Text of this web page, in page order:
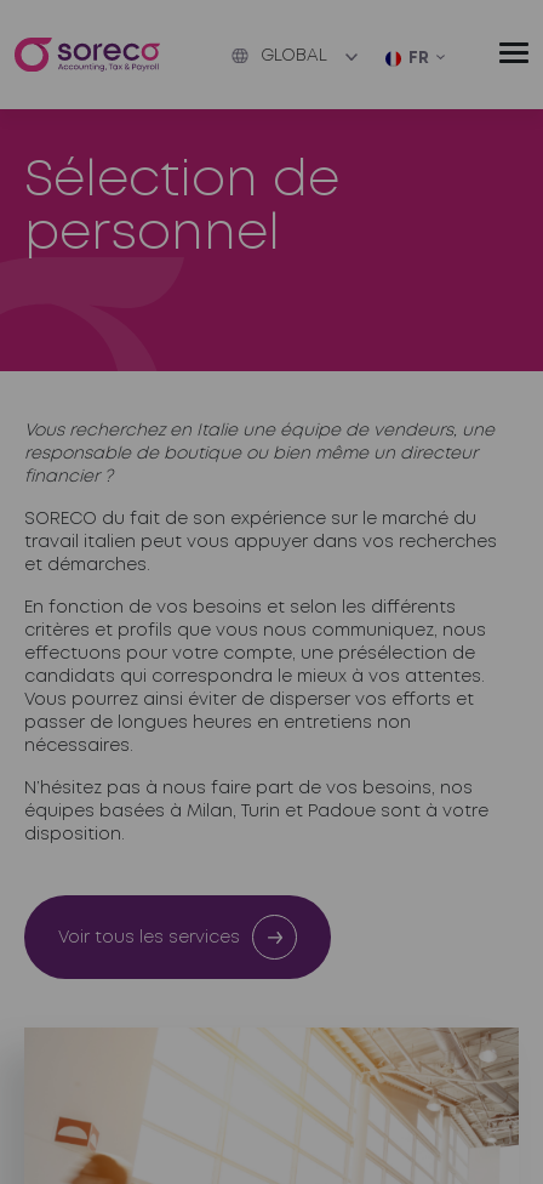
GLOBAL FR
Sélection de
personnel
Vous recherchez en Italie une équipe de vendeurs, une
responsable de boutique ou bien même un directeur
financier ?
SORECO du fait de son expérience sur le marché du
travail italien peut vous appuyer dans vos recherches
et démarches.
En fonction de vos besoins et selon les différents
critères et profils que vous nous communiquez, nous
effectuons pour votre compte, une présélection de
candidats qui correspondra le mieux à vos attentes.
Vous pourrez ainsi éviter de disperser vos efforts et
passer de longues heures en entretiens non
nécessaires.
N’hésitez pas à nous faire part de vos besoins, nos
équipes basées à Milan, Turin et Padoue sont à votre
disposition.
Voir tous les services